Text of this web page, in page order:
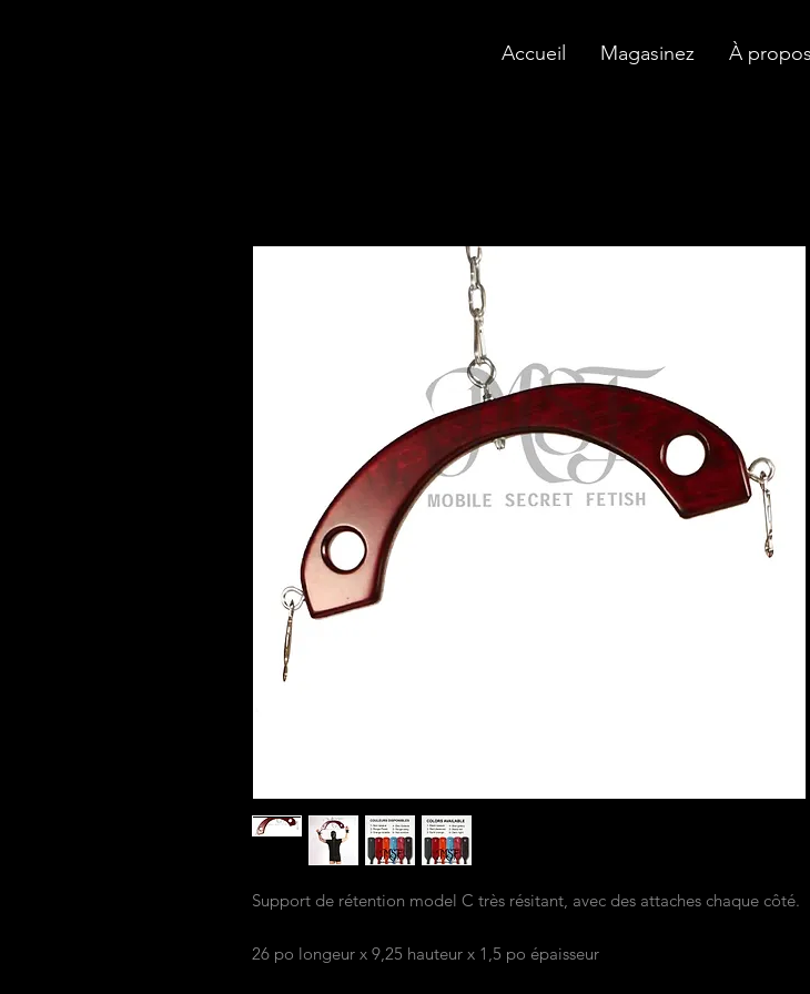
Accueil Magasinez À propos
Support de rétention model C très résitant, avec des attaches chaque côté.
26 po longeur x 9,25 hauteur x 1,5 po épaisseur